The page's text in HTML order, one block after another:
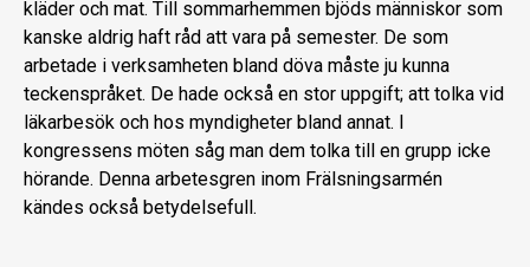
kläder och mat. Till sommarhemmen bjöds människor som
kanske aldrig haft råd att vara på semester. De som
arbetade i verksamheten bland döva måste ju kunna
teckenspråket. De hade också en stor uppgift; att tolka vid
läkarbesök och hos myndigheter bland annat. I
kongressens möten såg man dem tolka till en grupp icke
hörande. Denna arbetesgren inom Frälsningsarmén
kändes också betydelsefull.